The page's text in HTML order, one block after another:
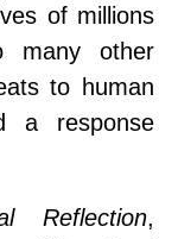
of millions
other
to human
a response
Reflection,